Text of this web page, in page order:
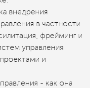
внедрения
в частности
фрейминг и
управления
и
- как она